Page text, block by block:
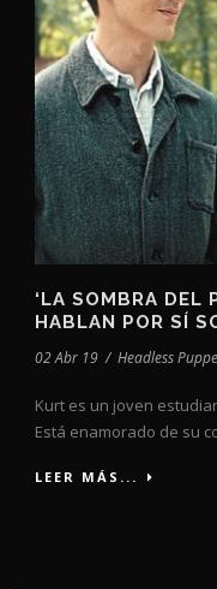
‘LA SOMBRA DEL
HABLAN POR SÍ
02 Abr 19 / Headless
Kurt es un joven
Está enamorado de su
LEER MÁS...